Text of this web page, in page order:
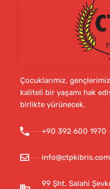
Çocuklarımız,
kaliteli bir yaşamı hak
birlikte yürünecek.
+90 392 600 1970
info@ctpkibris.com
99 Şht. Salahi